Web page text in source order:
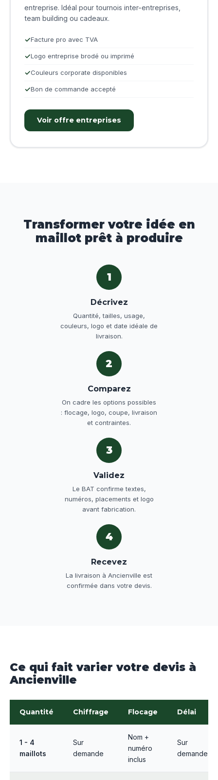
entreprise. Idéal pour tournois inter-entreprises,
team building ou cadeaux.
Facture pro avec TVA
Logo entreprise brodé ou imprimé
Couleurs corporate disponibles
Bon de commande accepté
Voir offre entreprises
Transformer votre idée en
maillot prêt à produire
1
Décrivez
Quantité, tailles, usage,
couleurs, logo et date idéale de
livraison.
2
Comparez
On cadre les options possibles
: flocage, logo, coupe, livraison
et contraintes.
3
Validez
Le BAT confirme textes,
numéros, placements et logo
avant fabrication.
4
Recevez
La livraison à Ancienville est
confirmée dans votre devis.
Ce qui fait varier votre devis à
Ancienville
Quantité Chiffrage Flocage Délai
1 - 4
maillots
Sur
demande
Nom +
numéro
inclus
Sur
demande